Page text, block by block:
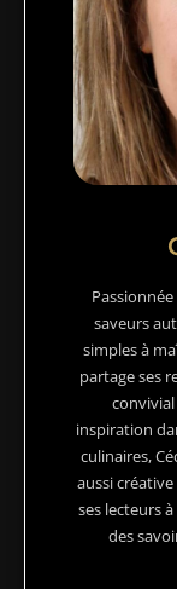
saveurs
simples à
partage ses
convivial
inspiration
culinaires,
aussi
ses lecteurs
des